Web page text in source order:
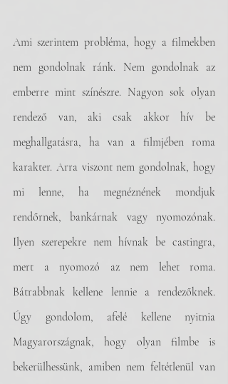
Ami szerintem probléma, hogy a filmekben
nem gondolnak ránk. Nem gondolnak az
emberre mint színészre. Nagyon sok olyan
rendező van, aki csak akkor hív be
meghallgatásra, ha van a filmjében roma
karakter. Arra viszont nem gondolnak, hogy
mi lenne, ha megnéznének mondjuk
rendőrnek, bankárnak vagy nyomozónak.
Ilyen szerepekre nem hívnak be castingra,
mert a nyomozó az nem lehet roma.
Bátrabbnak kellene lennie a rendezőknek.
Úgy gondolom, afelé kellene nyitnia
Magyarországnak, hogy olyan filmbe is
bekerülhessünk, amiben nem feltétlenül van